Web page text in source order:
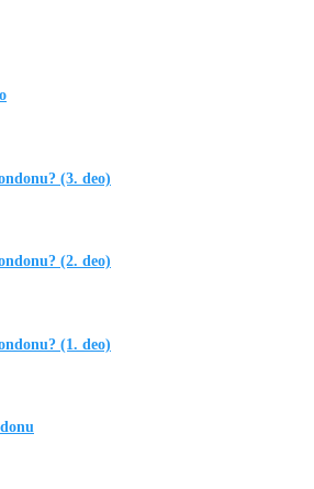
(3. deo)
(2. deo)
(1. deo)